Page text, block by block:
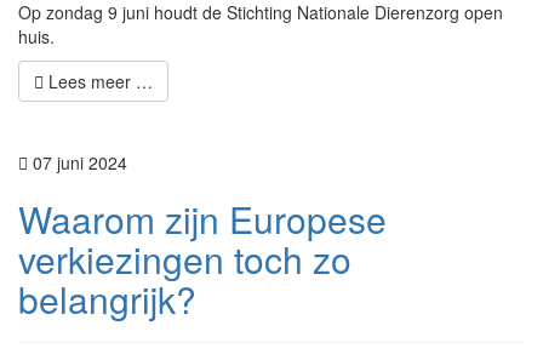
Op zondag 9 juni houdt de Stichting Nationale Dierenzorg open
huis.
Lees meer …
07 juni 2024
Waarom zijn Europese
verkiezingen toch zo
belangrijk?